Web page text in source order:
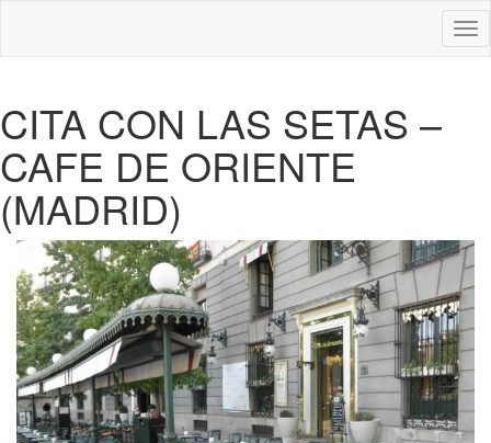
CITA CON LAS SETAS –
CAFE DE ORIENTE
(MADRID)